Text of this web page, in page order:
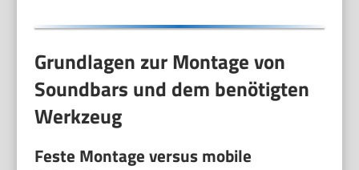
Grundlagen zur Montage von
Soundbars und dem benötigten
Werkzeug
Feste Montage versus mobile